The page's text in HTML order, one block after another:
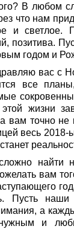
В любом
что нам
и светлое.
позитива.
годом и
вас с
все
жизни
вам точно не
весь 2018-
найти
вам
Пусть наши
а
нужным и